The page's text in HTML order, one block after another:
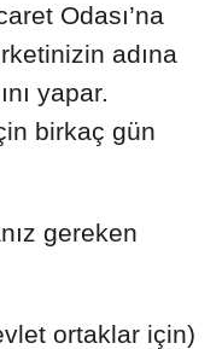
Odası’na
adına
yapar.
birkaç gün
gereken
ortaklar için)